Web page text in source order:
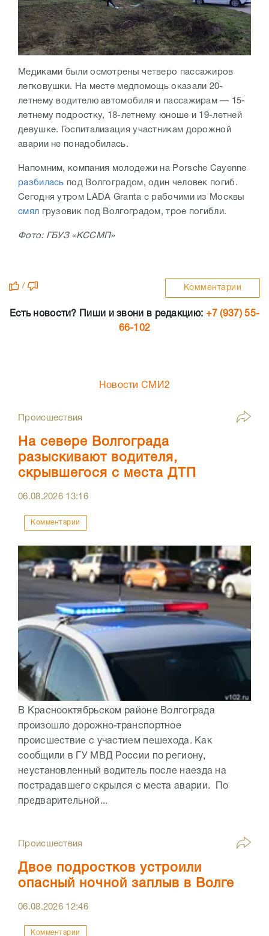
Медиками были осмотрены четверо пассажиров
легковушки. На месте медпомощь оказали 20-
летнему водителю автомобиля и пассажирам — 15-
летнему подростку, 18-летнему юноше и 19-летней
девушке. Госпитализация участникам дорожной
аварии не понадобилась.
Напомним, компания молодежи на Porsche Cayenne
разбилась под Волгоградом, один человек погиб.
Сегодня утром LADA Granta с рабочими из Москвы
смял грузовик под Волгоградом, трое погибли.
Фото: ГБУЗ «КССМП»
/ Комментарии
Есть новости? Пиши и звони в редакцию: +7 (937) 55-
66-102
Новости СМИ2
Происшествия
На севере Волгограда
разыскивают водителя,
скрывшегося с места ДТП
06.08.2026 13:16
Комментарии
В Краснооктябрьском районе Волгограда
произошло дорожно-транспортное
происшествие с участием пешехода. Как
сообщили в ГУ МВД России по региону,
неустановленный водитель после наезда на
пострадавшего скрылся с места аварии. По
предварительной...
Происшествия
Двое подростков устроили
опасный ночной заплыв в Волге
06.08.2026 12:46
Комментарии